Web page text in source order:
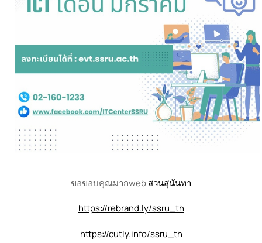
ขอขอบคุณมากwebสวนสุนันทา
https://rebrand.ly/ssru_th
https://cutly.info/ssru_th